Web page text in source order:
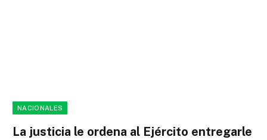
NACIONALES
La justicia le ordena al Ejército entregarle